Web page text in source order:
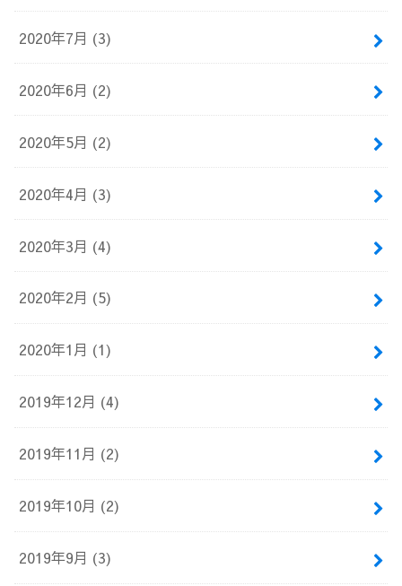
2020年7月 (3)
2020年6月 (2)
2020年5月 (2)
2020年4月 (3)
2020年3月 (4)
2020年2月 (5)
2020年1月 (1)
2019年12月 (4)
2019年11月 (2)
2019年10月 (2)
2019年9月 (3)